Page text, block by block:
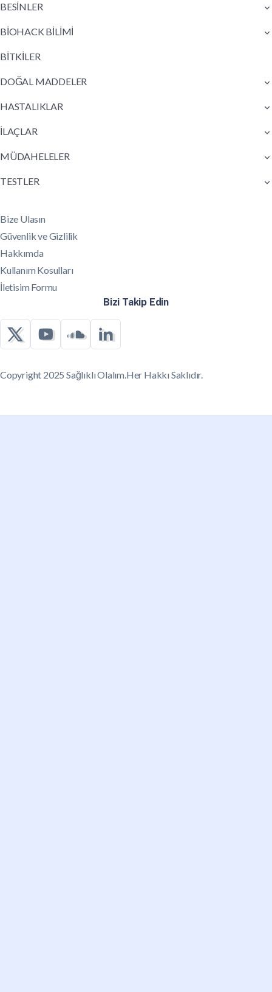
BESİNLER
BİOHACK BİLİMİ
BİTKİLER
DOĞAL MADDELER
HASTALIKLAR
İLAÇLAR
MÜDAHELELER
TESTLER
Bize Ulasın
Güvenlik ve Gizlilik
Hakkımda
Kullanım Kosulları
İletisim Formu
Bizi Takip Edin
Copyright 2025 Sağlıklı Olalım.Her Hakkı Saklıdır.